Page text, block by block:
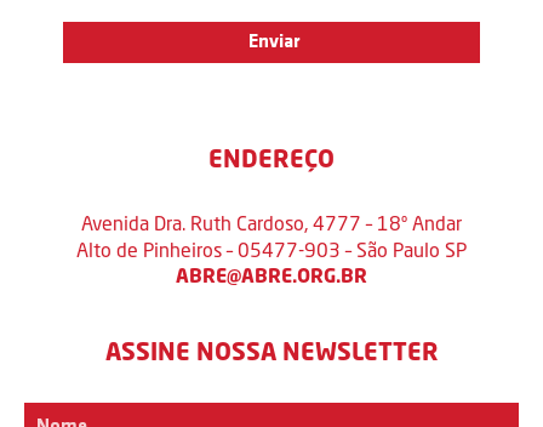
ENDEREÇO
Avenida Dra. Ruth Cardoso, 4777 – 18º Andar
Alto de Pinheiros – 05477-903 – São Paulo SP
ABRE@ABRE.ORG.BR
ASSINE NOSSA NEWSLETTER